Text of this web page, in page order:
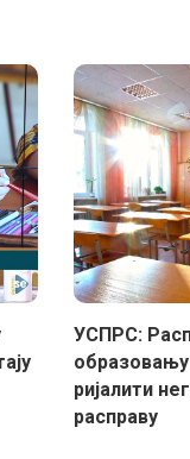
УСПРС:
ријалити
расправу